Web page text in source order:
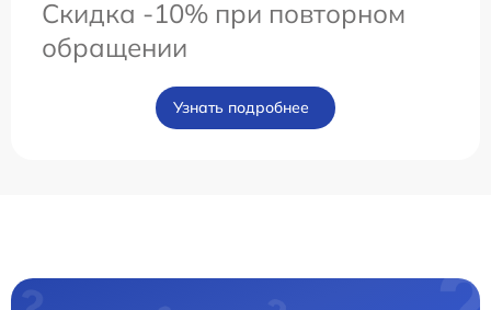
Скидка -10% при повторном
обращении
Узнать подробнее